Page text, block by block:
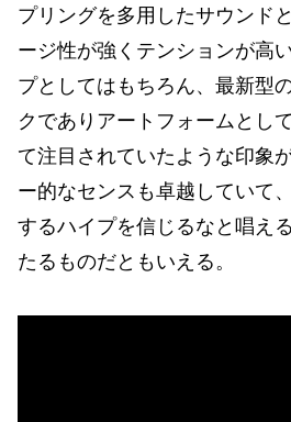
プリングを多用したサウンド
ージ性が強くテンションが高
プとしてはもちろん、最新型
クでありアートフォームとし
て注目されていたような印象
ー的なセンスも卓越していて
するハイプを信じるなと唱え
たるものだともいえる。